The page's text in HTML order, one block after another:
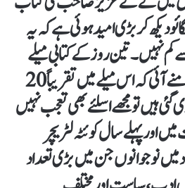
دیکھ کر بڑی امید ہوئی ہے کہ یہ
نہیں۔ تین روز کے کتابی میلے
کے بعد جب یہ تفصیل سامنے آئی کہ اس میلے میں تقریباً 20
ہیں تو مجھے اسلئے بھی تعجب نہیں
تربت میں اور پہلے سال کوئٹہ لٹریچر
میں نوجوانوں جن میں بڑی تعداد